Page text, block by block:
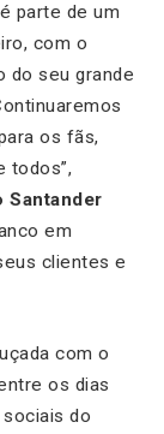
parte de um
com o
do seu grande
os fãs,
todos”,
Santander
em
clientes e
com o
os dias
do